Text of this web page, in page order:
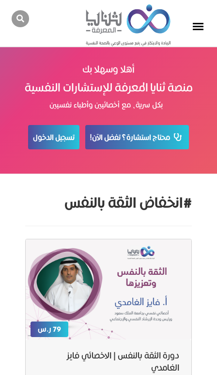
أهلا وسهلا بك
منصة ثنايا المعرفة للإستشارات النفسية
بكل سرية، مع أخصائيين وأطباء نفسيين
محتاج استشارة؟ تفضل الآن! تسجيل الدخول
#انخفاض الثقة بالنفس
79 ر.س
دورة الثقة بالنفس | الاخصائي فايز
الغامدي